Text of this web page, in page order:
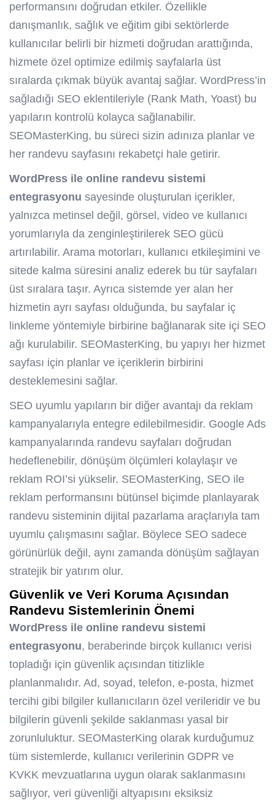
performansını doğrudan etkiler. Özellikle
danışmanlık, sağlık ve eğitim gibi sektörlerde
kullanıcılar belirli bir hizmeti doğrudan arattığında,
hizmete özel optimize edilmiş sayfalarla üst
sıralarda çıkmak büyük avantaj sağlar. WordPress’in
sağladığı SEO eklentileriyle (Rank Math, Yoast) bu
yapıların kontrolü kolayca sağlanabilir.
SEOMasterKing, bu süreci sizin adınıza planlar ve
her randevu sayfasını rekabetçi hale getirir.
WordPress ile online randevu sistemi
entegrasyonu sayesinde oluşturulan içerikler,
yalnızca metinsel değil, görsel, video ve kullanıcı
yorumlarıyla da zenginleştirilerek SEO gücü
artırılabilir. Arama motorları, kullanıcı etkileşimini ve
sitede kalma süresini analiz ederek bu tür sayfaları
üst sıralara taşır. Ayrıca sistemde yer alan her
hizmetin ayrı sayfası olduğunda, bu sayfalar iç
linkleme yöntemiyle birbirine bağlanarak site içi SEO
ağı kurulabilir. SEOMasterKing, bu yapıyı her hizmet
sayfası için planlar ve içeriklerin birbirini
desteklemesini sağlar.
SEO uyumlu yapıların bir diğer avantajı da reklam
kampanyalarıyla entegre edilebilmesidir. Google Ads
kampanyalarında randevu sayfaları doğrudan
hedeflenebilir, dönüşüm ölçümleri kolaylaşır ve
reklam ROI’si yükselir. SEOMasterKing, SEO ile
reklam performansını bütünsel biçimde planlayarak
randevu sisteminin dijital pazarlama araçlarıyla tam
uyumlu çalışmasını sağlar. Böylece SEO sadece
görünürlük değil, aynı zamanda dönüşüm sağlayan
stratejik bir yatırım olur.
Güvenlik ve Veri Koruma Açısından
Randevu Sistemlerinin Önemi
WordPress ile online randevu sistemi
entegrasyonu, beraberinde birçok kullanıcı verisi
topladığı için güvenlik açısından titizlikle
planlanmalıdır. Ad, soyad, telefon, e-posta, hizmet
tercihi gibi bilgiler kullanıcıların özel verileridir ve bu
bilgilerin güvenli şekilde saklanması yasal bir
zorunluluktur. SEOMasterKing olarak kurduğumuz
tüm sistemlerde, kullanıcı verilerinin GDPR ve
KVKK mevzuatlarına uygun olarak saklanmasını
sağlıyor, veri güvenliği altyapısını eksiksiz